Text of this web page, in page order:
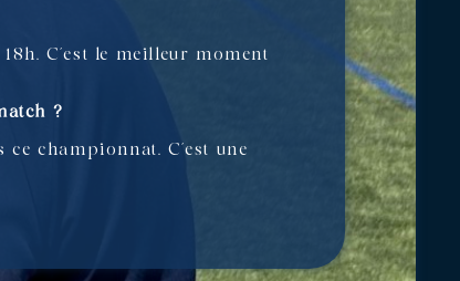
C’est le meilleur moment
?
championnat. C’est une